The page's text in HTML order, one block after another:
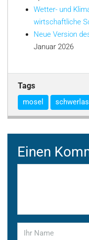
Wetter- und
wirtschaftliche
Neue Version
Januar 2026
Tags
mosel
Einen